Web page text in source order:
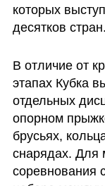
которых
десятков стран.
В отличие от
этапах Кубка
отдельных
опорном
брусьях,
снарядах. Для
соревнования